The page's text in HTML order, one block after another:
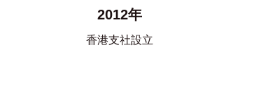
2012年
香港支社設立